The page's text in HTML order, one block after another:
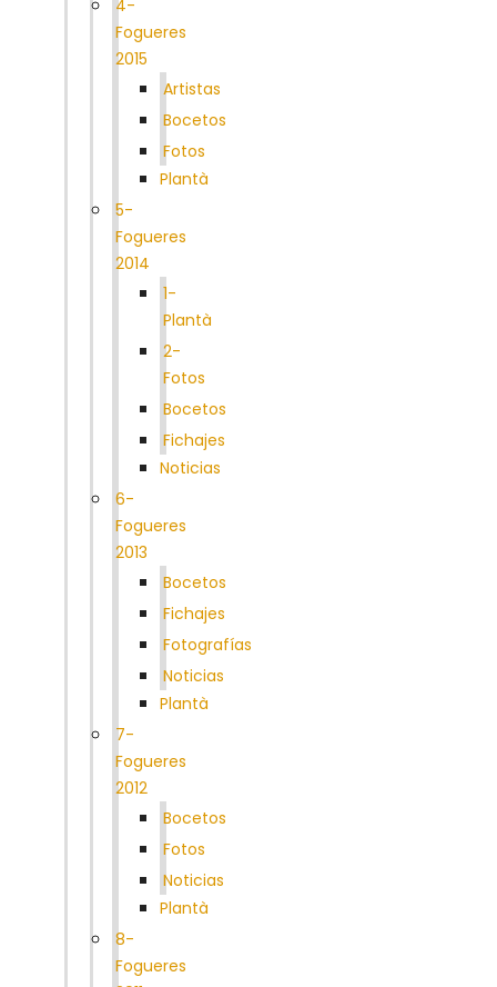
4-
Fogueres
2015
Artistas
Bocetos
Fotos
Plantà
5-
Fogueres
2014
1-
Plantà
2-
Fotos
Bocetos
Fichajes
Noticias
6-
Fogueres
2013
Bocetos
Fichajes
Fotografías
Noticias
Plantà
7-
Fogueres
2012
Bocetos
Fotos
Noticias
Plantà
8-
Fogueres